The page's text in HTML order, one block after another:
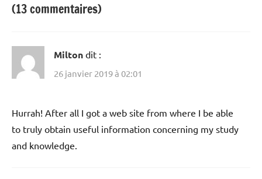
(13 commentaires)
Milton dit :
26 janvier 2019 à 02:01
Hurrah! After all I got a web site from where I be able
to truly obtain useful information concerning my study
and knowledge.